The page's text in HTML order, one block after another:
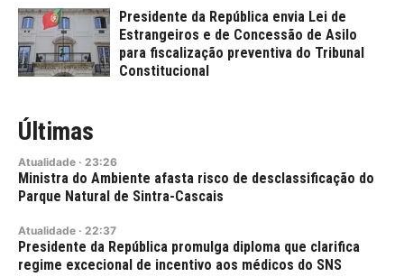
Presidente da República envia Lei de
Estrangeiros e de Concessão de Asilo
para fiscalização preventiva do Tribunal
Constitucional
Últimas
Atualidade · 23:26
Ministra do Ambiente afasta risco de desclassificação do
Parque Natural de Sintra-Cascais
Atualidade · 22:37
Presidente da República promulga diploma que clarifica
regime excecional de incentivo aos médicos do SNS